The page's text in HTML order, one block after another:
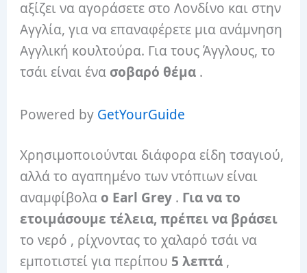
αξίζει να αγοράσετε στο Λονδίνο και στην
Αγγλία, για να επαναφέρετε μια ανάμνηση
Αγγλική κουλτούρα. Για τους Άγγλους, το
τσάι είναι ένα σοβαρό θέμα .
Powered by GetYourGuide
Χρησιμοποιούνται διάφορα είδη τσαγιού,
αλλά το αγαπημένο των ντόπιων είναι
αναμφίβολα ο Earl Grey . Για να το
ετοιμάσουμε τέλεια, πρέπει να βράσει
το νερό , ρίχνοντας το χαλαρό τσάι να
εμποτιστεί για περίπου 5 λεπτά ,